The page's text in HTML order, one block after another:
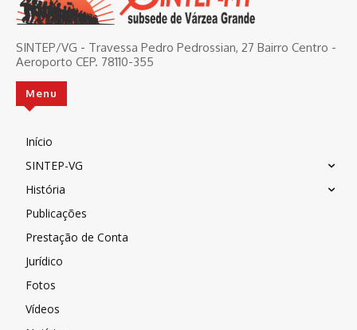
SINTEP/VG - Travessa Pedro Pedrossian, 27 Bairro Centro -
Aeroporto CEP. 78110-355
Menu
Início
SINTEP-VG
História
Publicações
Prestação de Conta
Jurídico
Fotos
Vídeos